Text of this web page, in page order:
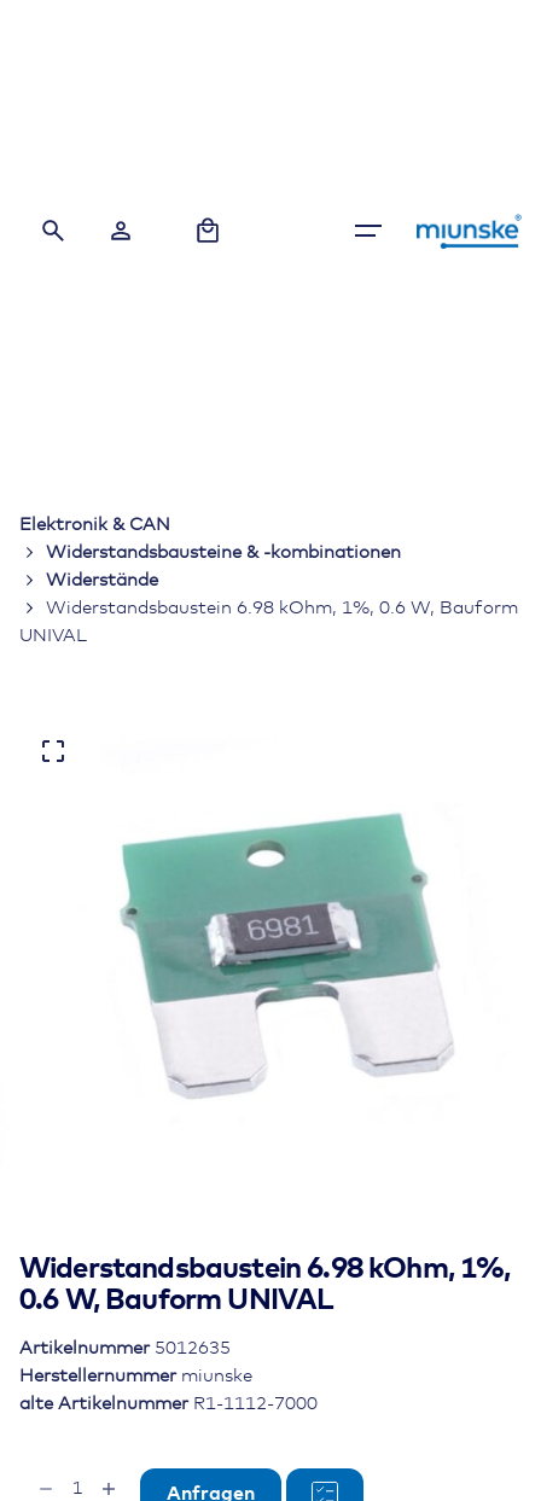
Elektronik & CAN
Widerstandsbausteine & -kombinationen
Widerstände
Widerstandsbaustein 6.98 kOhm, 1%, 0.6 W, Bauform
UNIVAL
Widerstandsbaustein 6.98 kOhm, 1%,
0.6 W, Bauform UNIVAL
alte Artikelnummer R1-1112-7000
Herstellernummer miunske
Artikelnummer 5012635
Widerstandsbaustein
Anfragen